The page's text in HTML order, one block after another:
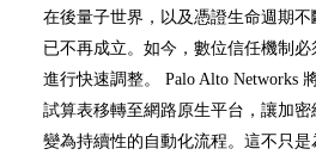
在後量子世界，以及憑證生命週期
已不再成立。如今，數位信任機制
進行快速調整。 Palo Alto Networks
試算表移轉至網路原生平台，讓加
變為持續性的自動化流程。這不只